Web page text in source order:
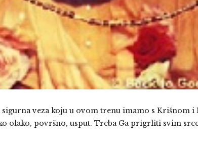
sigurna veza koju u ovom trenu imamo s Krišnom
olako, površno, usput. Treba Ga prigrliti svim